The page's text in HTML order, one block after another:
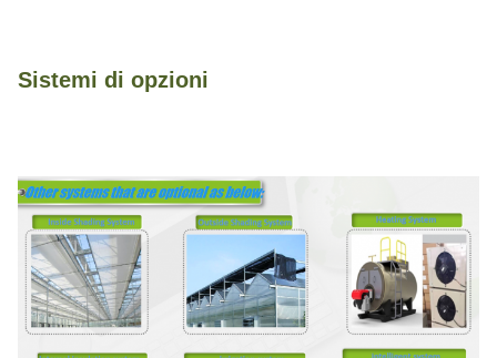
Sistemi di opzioni